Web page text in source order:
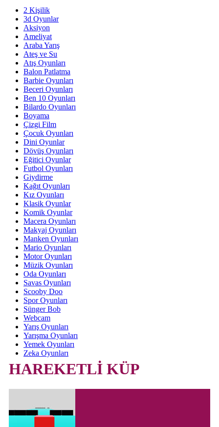
2 Kişilik
3d Oyunlar
Aksiyon
Ameliyat
Araba Yarış
Ateş ve Su
Atış Oyunları
Balon Patlatma
Barbie Oyunları
Beceri Oyunları
Ben 10 Oyunları
Bilardo Oyunları
Boyama
Çizgi Film
Çocuk Oyunları
Dini Oyunlar
Dövüş Oyunları
Eğitici Oyunlar
Futbol Oyunları
Giydirme
Kağıt Oyunları
Kız Oyunları
Klasik Oyunlar
Komik Oyunlar
Macera Oyunları
Makyaj Oyunları
Manken Oyunları
Mario Oyunları
Motor Oyunları
Müzik Oyunları
Oda Oyunları
Savas Oyunları
Scooby Doo
Spor Oyunları
Sünger Bob
Webcam
Yarış Oyunları
Yarışma Oyunları
Yemek Oyunları
Zeka Oyunları
HAREKETLİ KÜP